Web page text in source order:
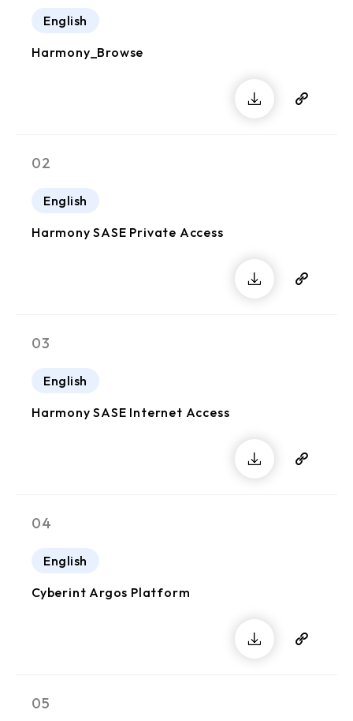
English
Harmony_Browse
02
English
Harmony SASE Private Access
03
English
Harmony SASE Internet Access
04
English
Cyberint Argos Platform
05